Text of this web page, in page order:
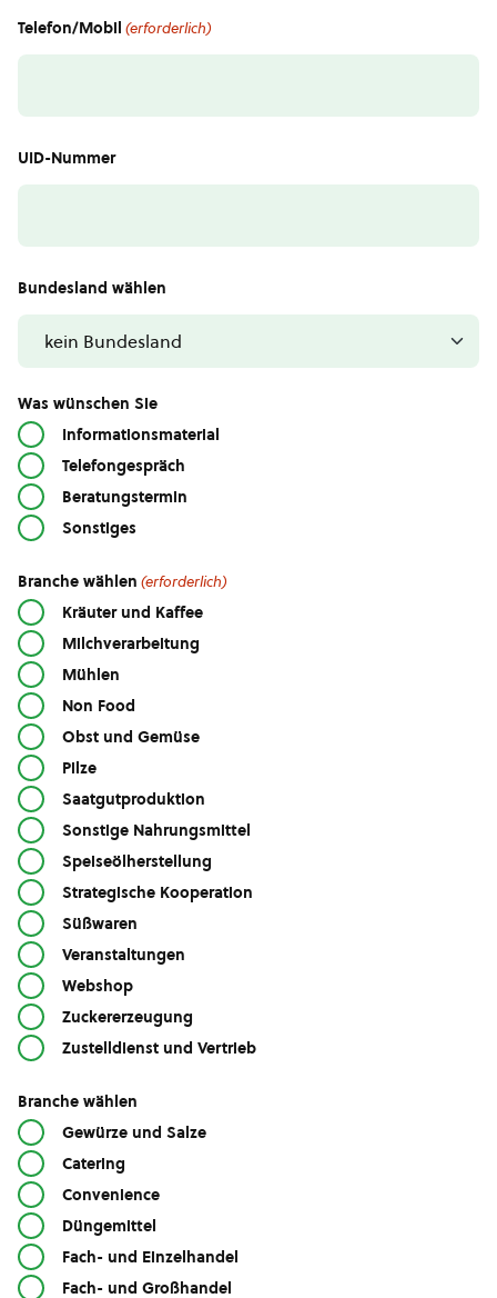
Telefon/Mobil (erforderlich)
UID-Nummer
Bundesland wählen
Was wünschen Sie
Informationsmaterial
Telefongespräch
Beratungstermin
Sonstiges
Branche wählen (erforderlich)
Kräuter und Kaffee
Milchverarbeitung
Mühlen
Non Food
Obst und Gemüse
Pilze
Saatgutproduktion
Sonstige Nahrungsmittel
Speiseölherstellung
Strategische Kooperation
Süßwaren
Veranstaltungen
Webshop
Zuckererzeugung
Zustelldienst und Vertrieb
Branche wählen
Gewürze und Salze
Catering
Convenience
Düngemittel
Fach- und Einzelhandel
Fach- und Großhandel